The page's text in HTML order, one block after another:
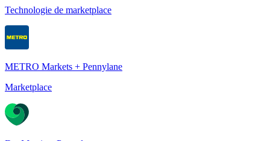
Technologie de marketplace
METRO Markets + Pennylane
Marketplace